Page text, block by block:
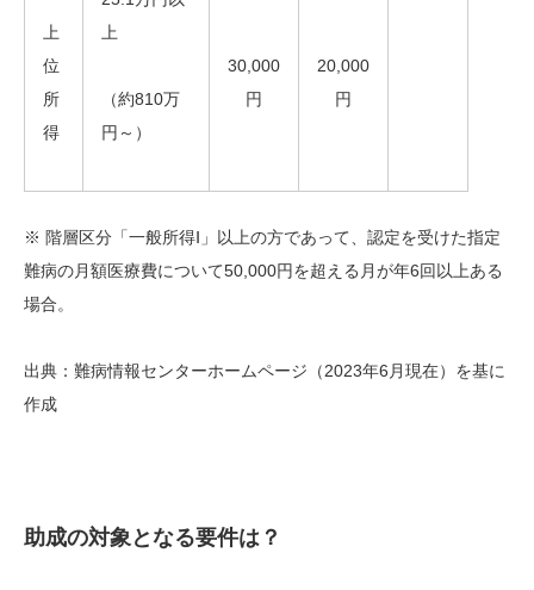
上
位
所
得
上
（約810万
円～）
30,000
円
20,000
円
※ 階層区分「一般所得Ⅰ」以上の方であって、認定を受けた指定
難病の月額医療費について50,000円を超える月が年6回以上ある
場合。
出典：難病情報センターホームページ（2023年6月現在）を基に
作成
助成の対象となる要件は？